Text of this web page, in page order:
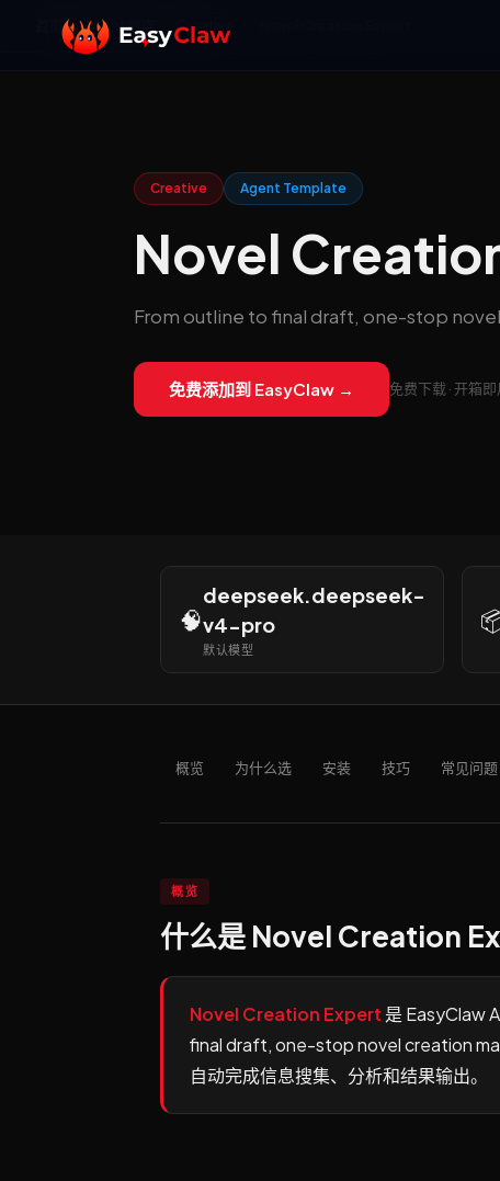
首页 / Agent 商店 Creative
Creative Agent Template
Novel
From outline to final draft, one-stop
免费添加到 EasyClaw → 免费下载 · 开箱即
🧠
deepseek.deepseek-
v4-pro
默认模型
概览 为什么选 安装 技巧 常见问题
概览
什么是 Novel Creation
Novel Creation Expert 是 EasyClaw
final draft, one-stop novel creation
自动完成信息搜集、分析和结果输出。